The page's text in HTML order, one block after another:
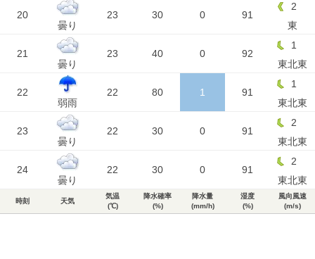
20
曇り
23 30 0 91
2
東
21
曇り
23 40 0 92
1
東北東
22
弱雨
22 80 1 91
1
東北東
23
曇り
22 30 0 91
2
東北東
24
曇り
22 30 0 91
2
東北東
時刻 天気
気温
(℃)
降水確率
(%)
降水量
(mm/h)
湿度
(%)
風向風速
(m/s)